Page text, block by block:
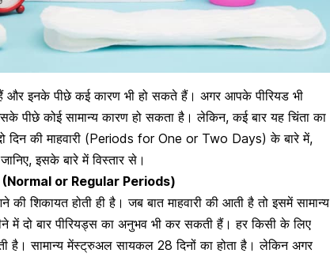
इनके पीछे कई कारण भी हो सकते हैं। अगर आपके पीरियड भी
पीछे कोई सामान्य कारण हो सकता है। लेकिन, कई बार यह चिंता का
दिन की माहवारी (Periods for One or Two Days) के बारे में,
इसके बारे में विस्तार से।
है? (Normal or Regular Periods)
की शिकायत होती ही है। जब बात माहवारी की आती है तो इसमें सामान्य
में दो बार पीरियड्स का अनुभव भी कर सकती हैं। हर किसी के लिए
है। सामान्य मेंस्ट्रुअल सायकल 28 दिनों का होता है। लेकिन अगर